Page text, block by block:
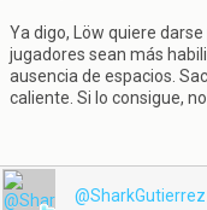
Ya digo, Löw quiere
jugadores sean más
ausencia de espacios.
caliente. Si lo consigue,
@SharkGutierrez